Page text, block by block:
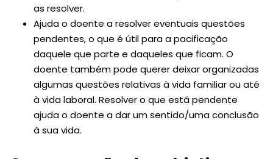
as resolver.
Ajuda o doente a resolver eventuais questões
pendentes, o que é útil para a pacificação
daquele que parte e daqueles que ficam. O
doente também pode querer deixar organizadas
algumas questões relativas à vida familiar ou até
à vida laboral. Resolver o que está pendente
ajuda o doente a dar um sentido/uma conclusão
à sua vida.